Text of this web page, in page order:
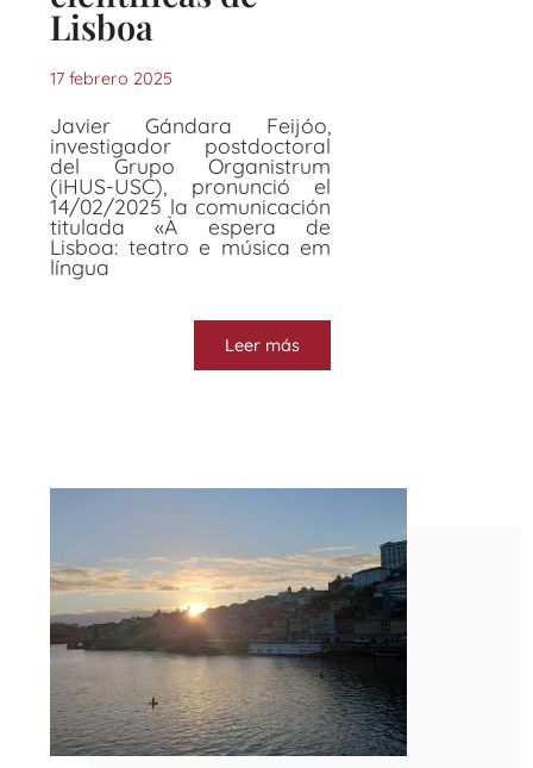
Lisboa
17 febrero 2025
Javier Gándara Feijóo,
investigador postdoctoral
del Grupo Organistrum
(iHUS-USC), pronunció el
14/02/2025 la comunicación
titulada «À espera de
Lisboa: teatro e música em
língua
Leer más